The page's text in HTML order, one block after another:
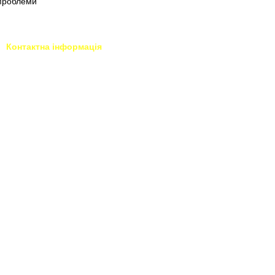
Контактна інформація